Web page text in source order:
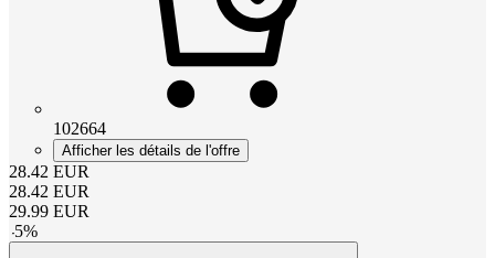
102664
Afficher les détails de l'offre
28.42 EUR
28.42 EUR
29.99 EUR
-5%